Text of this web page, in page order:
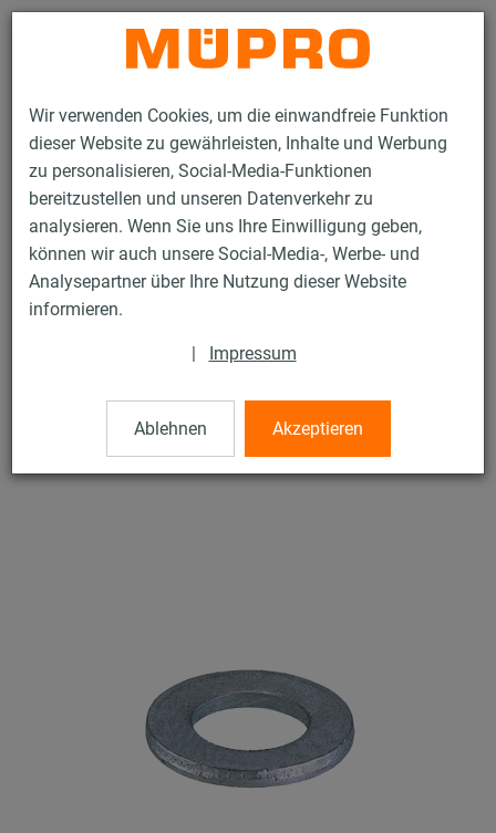
Wir verwenden Cookies, um die einwandfreie Funktion
dieser Website zu gewährleisten, Inhalte und Werbung
zu personalisieren, Social-Media-Funktionen
bereitzustellen und unseren Datenverkehr zu
analysieren. Wenn Sie uns Ihre Einwilligung geben,
können wir auch unsere Social-Media-, Werbe- und
Analysepartner über Ihre Nutzung dieser Website
informieren.
| Impressum
Ablehnen Akzeptieren
Kontakt
Produkte Befestigungstechnik
Edelstahlprodukte
Edelstahl-Montageteile
Unterlegscheiben
Unterlegscheiben
V4A Unterlegscheibe, DIN 125, M6